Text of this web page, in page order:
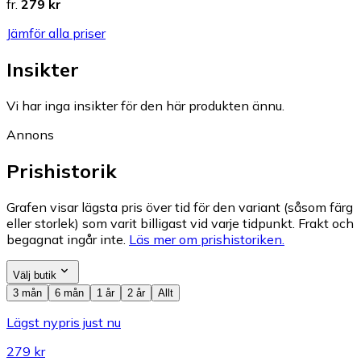
fr. 279 kr
Jämför alla priser
Insikter
Vi har inga insikter för den här produkten ännu.
Annons
Prishistorik
Grafen visar lägsta pris över tid för den variant (såsom färg
eller storlek) som varit billigast vid varje tidpunkt. Frakt och
begagnat ingår inte. Läs mer om prishistoriken.
Välj butik
3 mån
6 mån 1 år 2 år Allt
Lägst nypris just nu
279 kr